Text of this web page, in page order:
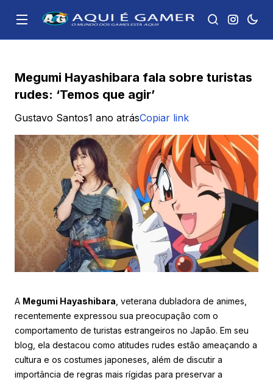
Megumi Hayashibara fala sobre turistas
rudes: ‘Temos que agir’
Gustavo Santos1 ano atrásCopiar link
A Megumi Hayashibara , veterana dubladora de animes,
recentemente expressou sua preocupação com o
comportamento de turistas estrangeiros no Japão. Em seu
blog, ela destacou como atitudes rudes estão ameaçando a
cultura e os costumes japoneses, além de discutir a
importância de regras mais rígidas para preservar a